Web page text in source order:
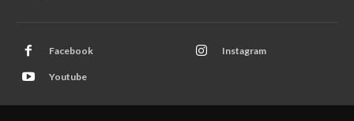
Facebook Instagram
Youtube